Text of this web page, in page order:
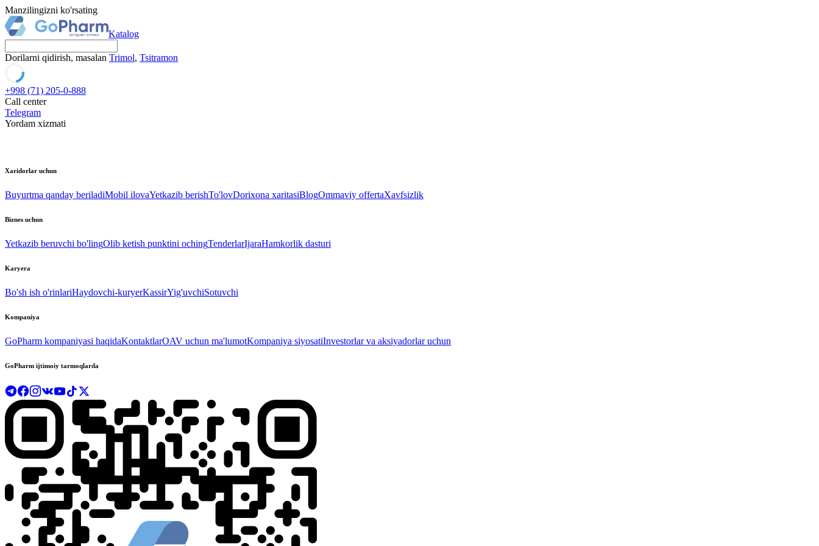
Manzilingizni ko'rsating
Katalog
Dorilarni qidirish, masalan Trimol, Tsitramon
+998 (71) 205-0-888
Call center
Telegram
Yordam xizmati
Xaridorlar uchun
Buyurtma qanday beriladiMobil ilovaYetkazib berishTo'lovDorixona xaritasiBlogOmmaviy offertaXavfsizlik
Biznes uchun
Yetkazib beruvchi bo'lingOlib ketish punktini ochingTenderlarIjaraHamkorlik dasturi
Karyera
Bo'sh ish o'rinlariHaydovchi-kuryerKassirYig'uvchiSotuvchi
Kompaniya
GoPharm kompaniyasi haqidaKontaktlarOAV uchun ma'lumotKompaniya siyosatiInvestorlar va aksiyadorlar uchun
GoPharm ijtimoiy tarmoqlarda